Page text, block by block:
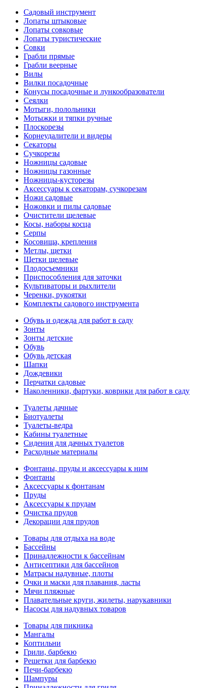
Садовый инструмент
Лопаты штыковые
Лопаты совковые
Лопаты туристические
Совки
Грабли прямые
Грабли веерные
Вилы
Вилки посадочные
Конусы посадочные и лункообразователи
Сеялки
Мотыги, полольники
Мотыжки и тяпки ручные
Плоскорезы
Корнеудалители и видеры
Секаторы
Сучкорезы
Ножницы садовые
Ножницы газонные
Ножницы-кусторезы
Аксессуары к секаторам, сучкорезам
Ножи садовые
Ножовки и пилы садовые
Очистители щелевые
Косы, наборы косца
Серпы
Косовища, крепления
Метлы, щетки
Щетки щелевые
Плодосъемники
Приспособления для заточки
Культиваторы и рыхлители
Черенки, рукоятки
Комплекты садового инструмента
Обувь и одежда для работ в саду
Зонты
Зонты детские
Обувь
Обувь детская
Шапки
Дождевики
Перчатки садовые
Наколенники, фартуки, коврики для работ в саду
Туалеты дачные
Биотуалеты
Туалеты-ведра
Кабины туалетные
Сидения для дачных туалетов
Расходные материалы
Фонтаны, пруды и аксессуары к ним
Фонтаны
Аксессуары к фонтанам
Пруды
Аксессуары к прудам
Очистка прудов
Декорации для прудов
Товары для отдыха на воде
Бассейны
Принадлежности к бассейнам
Антисептики для бассейнов
Матраcы надувные, плоты
Очки и маски для плавания, ласты
Мячи пляжные
Плавательные круги, жилеты, нарукавники
Насосы для надувных товаров
Товары для пикника
Мангалы
Коптильни
Грили, барбекю
Решетки для барбекю
Печи-барбекю
Шампуры